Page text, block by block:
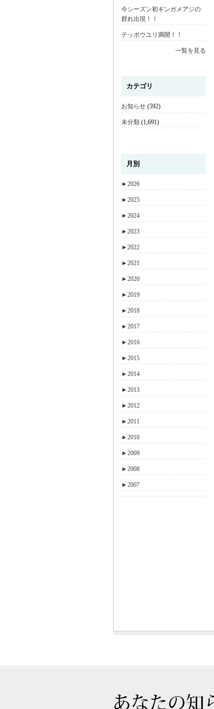
今シーズン初ギンガメアジの
群れ出現！！
テッポウユリ満開！！
一覧を見る
カテゴリ
お知らせ (592)
未分類 (1,691)
月別
►2026
►2025
►2024
►2023
►2022
►2021
►2020
►2019
►2018
►2017
►2016
►2015
►2014
►2013
►2012
►2011
►2010
►2009
►2008
►2007